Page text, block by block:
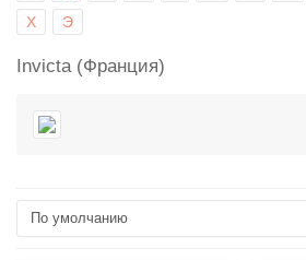
Х
Э
Invicta (Франция)